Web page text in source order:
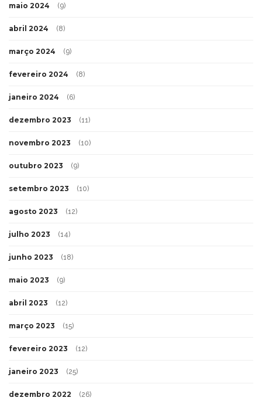
maio 2024 (9)
abril 2024 (8)
março 2024 (9)
fevereiro 2024 (8)
janeiro 2024 (6)
dezembro 2023 (11)
novembro 2023 (10)
outubro 2023 (9)
setembro 2023 (10)
agosto 2023 (12)
julho 2023 (14)
junho 2023 (18)
maio 2023 (9)
abril 2023 (12)
março 2023 (15)
fevereiro 2023 (12)
janeiro 2023 (25)
dezembro 2022 (26)